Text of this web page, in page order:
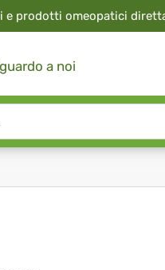
e prodotti omeopatici
a noi